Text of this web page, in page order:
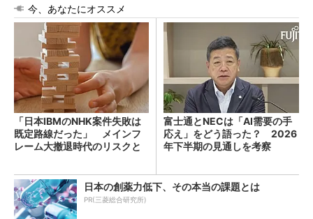
今、あなたにオススメ
「日本IBMのNHK案件失敗は
既定路線だった」 メインフ
レーム大撤退時代のリスクと
富士通とNECは「AI需要の手
応え」をどう語った？ 2026
年下半期の見通しを考察
日本の創薬力低下、その本当の課題とは
PR(三菱総合研究所)